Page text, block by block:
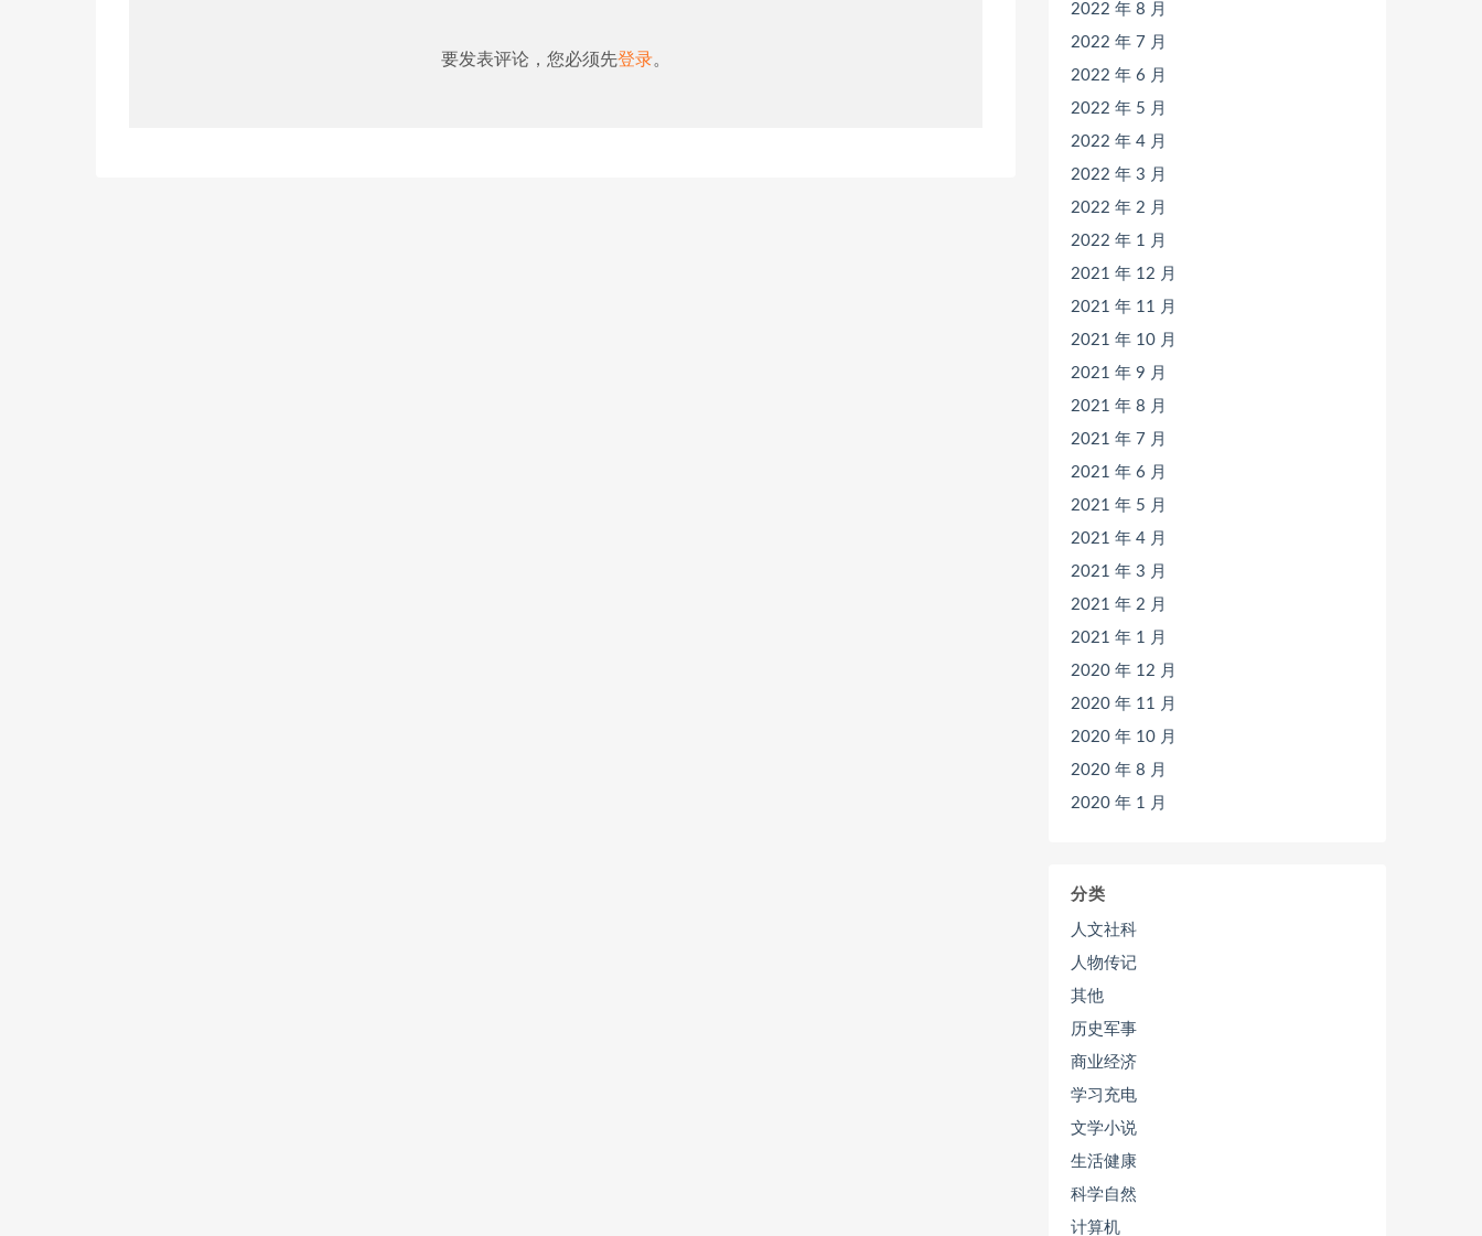
要发表评论，您必须先登录。
2022 年 8 月
2022 年 7 月
2022 年 6 月
2022 年 5 月
2022 年 4 月
2022 年 3 月
2022 年 2 月
2022 年 1 月
2021 年 12 月
2021 年 11 月
2021 年 10 月
2021 年 9 月
2021 年 8 月
2021 年 7 月
2021 年 6 月
2021 年 5 月
2021 年 4 月
2021 年 3 月
2021 年 2 月
2021 年 1 月
2020 年 12 月
2020 年 11 月
2020 年 10 月
2020 年 8 月
2020 年 1 月
分类
人文社科
人物传记
其他
历史军事
商业经济
学习充电
文学小说
生活健康
科学自然
计算机